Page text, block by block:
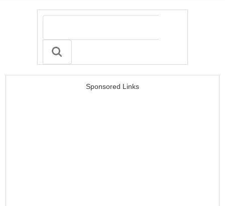
Sponsored Links